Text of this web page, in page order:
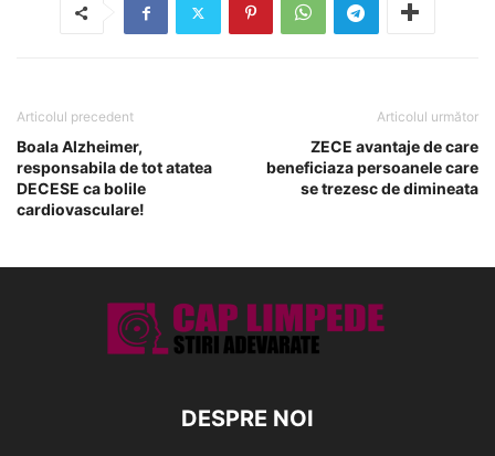
Articolul precedent
Boala Alzheimer,
responsabila de tot atatea
DECESE ca bolile
cardiovasculare!
Articolul următor
ZECE avantaje de care
beneficiaza persoanele care
se trezesc de dimineata
DESPRE NOI